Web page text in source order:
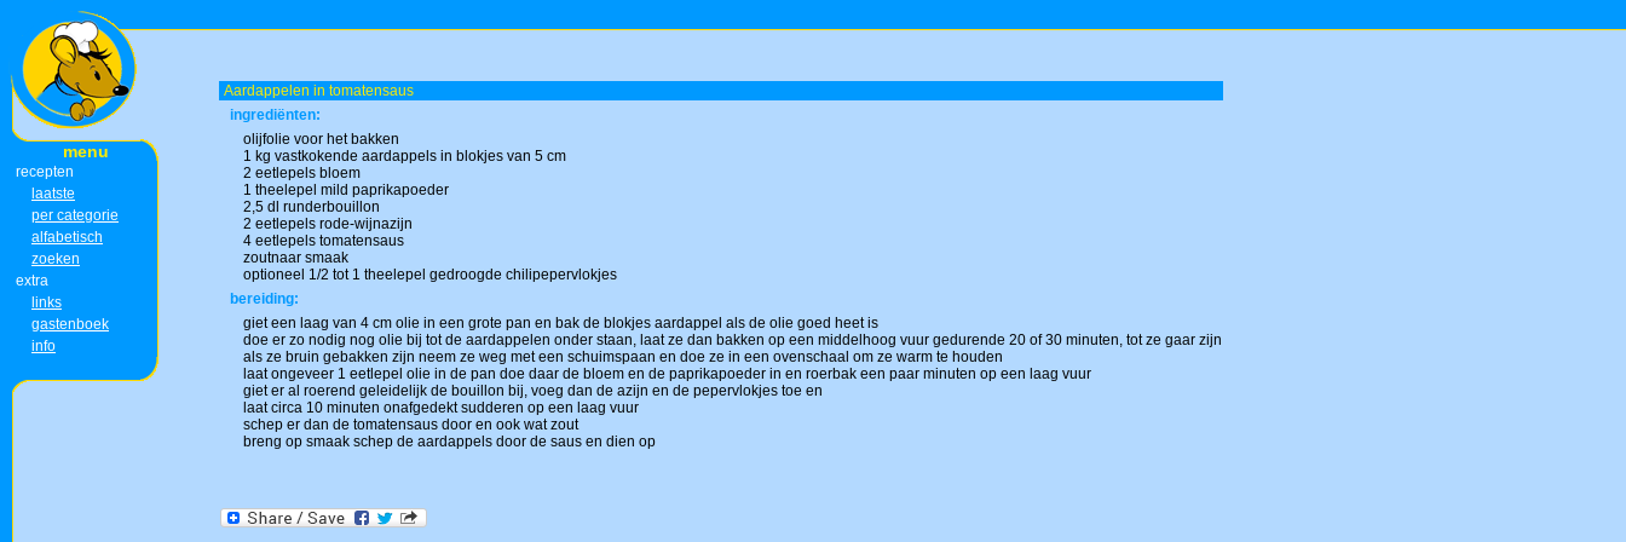
menu
recepten
laatste
per categorie
alfabetisch
zoeken
extra
links
gastenboek
info
Aardappelen in tomatensaus
ingrediënten:
olijfolie voor het bakken
1 kg vastkokende aardappels in blokjes van 5 cm
2 eetlepels bloem
1 theelepel mild paprikapoeder
2,5 dl runderbouillon
2 eetlepels rode-wijnazijn
4 eetlepels tomatensaus
zoutnaar smaak
optioneel 1/2 tot 1 theelepel gedroogde chilipepervlokjes
bereiding:
giet een laag van 4 cm olie in een grote pan en bak de blokjes aardappel als de olie goed heet is
doe er zo nodig nog olie bij tot de aardappelen onder staan, laat ze dan bakken op een middelhoog vuur gedurende 20 of 30 minuten, tot ze gaar zijn
als ze bruin gebakken zijn neem ze weg met een schuimspaan en doe ze in een ovenschaal om ze warm te houden
laat ongeveer 1 eetlepel olie in de pan doe daar de bloem en de paprikapoeder in en roerbak een paar minuten op een laag vuur
giet er al roerend geleidelijk de bouillon bij, voeg dan de azijn en de pepervlokjes toe en
laat circa 10 minuten onafgedekt sudderen op een laag vuur
schep er dan de tomatensaus door en ook wat zout
breng op smaak schep de aardappels door de saus en dien op